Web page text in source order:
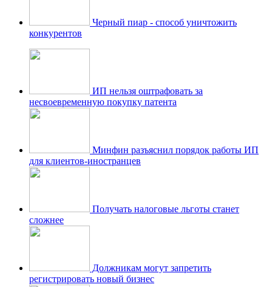
Черный пиар - способ уничтожить
конкурентов
ИП нельзя оштрафовать за
несвоевременную покупку патента
Минфин разъяснил порядок работы ИП
для клиентов-иностранцев
Получать налоговые льготы станет
сложнее
Должникам могут запретить
регистрировать новый бизнес